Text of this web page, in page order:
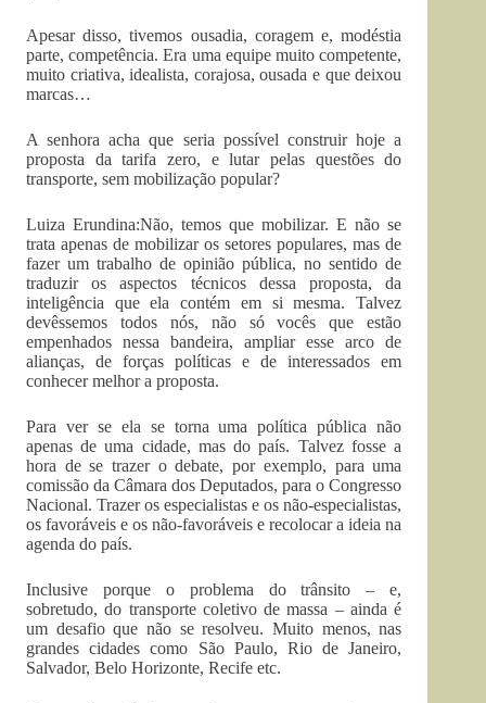
Apesar disso, tivemos ousadia, coragem e, modéstia
parte, competência. Era uma equipe muito competente,
muito criativa, idealista, corajosa, ousada e que deixou
marcas…
A senhora acha que seria possível construir hoje a
proposta da tarifa zero, e lutar pelas questões do
transporte, sem mobilização popular?
Luiza Erundina:Não, temos que mobilizar. E não se
trata apenas de mobilizar os setores populares, mas de
fazer um trabalho de opinião pública, no sentido de
traduzir os aspectos técnicos dessa proposta, da
inteligência que ela contém em si mesma. Talvez
devêssemos todos nós, não só vocês que estão
empenhados nessa bandeira, ampliar esse arco de
alianças, de forças políticas e de interessados em
conhecer melhor a proposta.
Para ver se ela se torna uma política pública não
apenas de uma cidade, mas do país. Talvez fosse a
hora de se trazer o debate, por exemplo, para uma
comissão da Câmara dos Deputados, para o Congresso
Nacional. Trazer os especialistas e os não-especialistas,
os favoráveis e os não-favoráveis e recolocar a ideia na
agenda do país.
Inclusive porque o problema do trânsito – e,
sobretudo, do transporte coletivo de massa – ainda é
um desafio que não se resolveu. Muito menos, nas
grandes cidades como São Paulo, Rio de Janeiro,
Salvador, Belo Horizonte, Recife etc.